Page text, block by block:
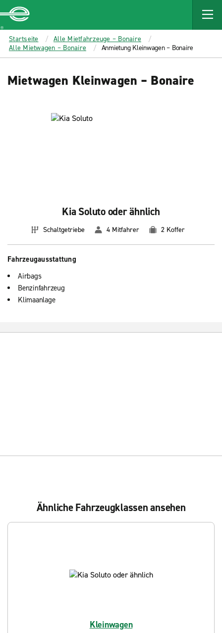
MAIN
CONTENT
Enterprise
Startseite
Alle Mietfahrzeuge – Bonaire
Alle Mietwagen – Bonaire
Anmietung Kleinwagen – Bonaire
Mietwagen Kleinwagen – Bonaire
Kia Soluto oder ähnlich
Schaltgetriebe 4 Mitfahrer 2 Koffer
Fahrzeugausstattung
Airbags
Benzinfahrzeug
Klimaanlage
Ähnliche Fahrzeugklassen ansehen
Kleinwagen